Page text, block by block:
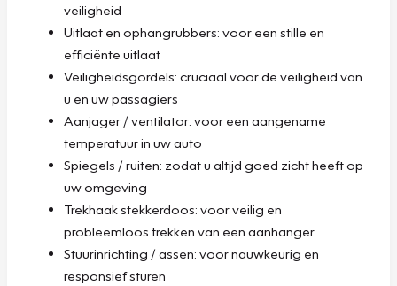
veiligheid
Uitlaat en ophangrubbers: voor een stille en
efficiënte uitlaat
Veiligheidsgordels: cruciaal voor de veiligheid van
u en uw passagiers
Aanjager / ventilator: voor een aangename
temperatuur in uw auto
Spiegels / ruiten: zodat u altijd goed zicht heeft op
uw omgeving
Trekhaak stekkerdoos: voor veilig en
probleemloos trekken van een aanhanger
Stuurinrichting / assen: voor nauwkeurig en
responsief sturen